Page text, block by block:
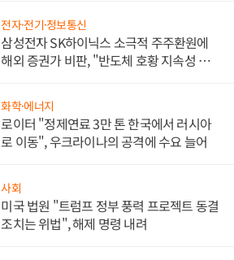
전자·전기·정보통신
삼성전자 SK하이닉스 소극적 주주환원에
해외 증권가 비판, "반도체 호황 지속성 의
화학·에너지
로이터 "정제연료 3만 톤 한국에서 러시아
로 이동", 우크라이나의 공격에 수요 늘어
사회
미국 법원 "트럼프 정부 풍력 프로젝트 동결
조치는 위법", 해제 명령 내려